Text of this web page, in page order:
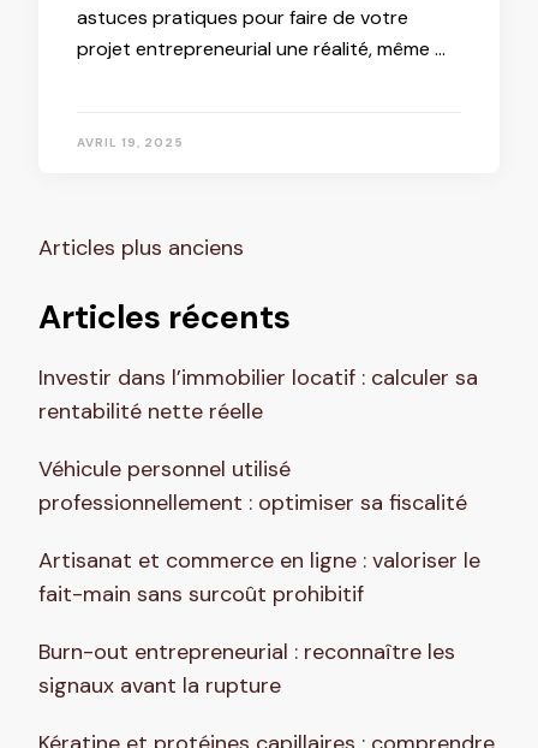
astuces pratiques pour faire de votre
projet entrepreneurial une réalité, même …
AVRIL 19, 2025
Navigation
articles
Articles plus anciens
Articles récents
Investir dans l’immobilier locatif : calculer sa
rentabilité nette réelle
Véhicule personnel utilisé
professionnellement : optimiser sa fiscalité
Artisanat et commerce en ligne : valoriser le
fait-main sans surcoût prohibitif
Burn-out entrepreneurial : reconnaître les
signaux avant la rupture